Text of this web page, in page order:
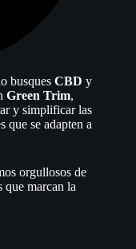
busques CBD y
Green Trim,
y simplificar las
que se adapten a
orgullosos de
que marcan la